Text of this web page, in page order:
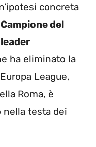
concreta
Campione del
ha eliminato la
League,
Roma, è
nella testa dei